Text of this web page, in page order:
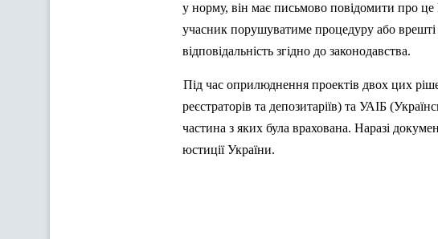
у норму, він має письмово повідомити про
учасник порушуватиме процедуру або
відповідальність згідно до законодавства.
Під час оприлюднення проектів двох цих
реєстраторів та депозитаріїв) та УАІБ
частина з яких була врахована. Наразі
юстиції України.